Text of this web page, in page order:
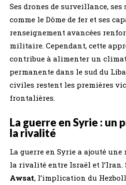
Ses drones de surveillance,
comme le Dôme de fer et ses
renseignement avancées
militaire. Cependant, cette
contribue à alimenter un
permanente dans le sud du
civiles restent les premières
frontalières.
La guerre en Syrie : un
la rivalité
La guerre en Syrie a ajouté
la rivalité entre Israël et l’Iran.
Awsat, l’implication du